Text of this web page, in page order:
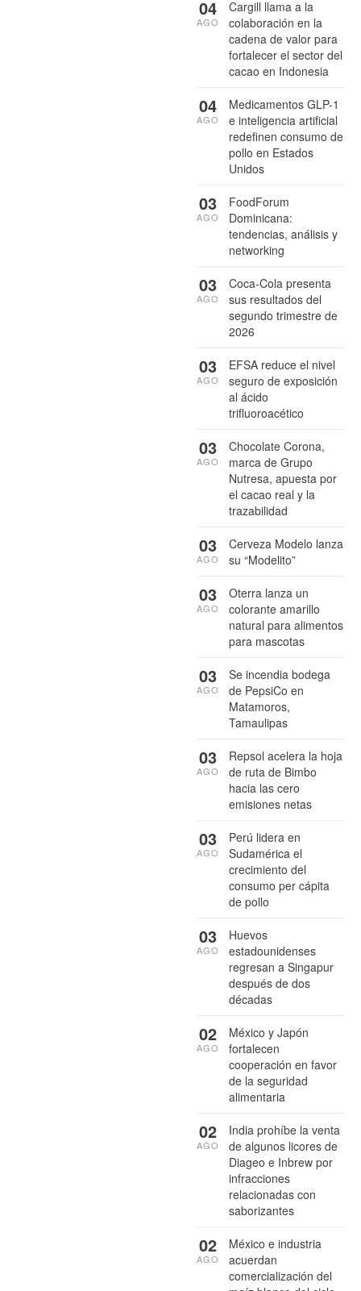
Cargill llama a la
colaboración en la
cadena de valor para
fortalecer el sector del
cacao en Indonesia
04
AGO
Medicamentos GLP-1
e inteligencia artificial
redefinen consumo de
pollo en Estados
Unidos
04
AGO
FoodForum
Dominicana:
tendencias, análisis y
networking
03
AGO
Coca-Cola presenta
sus resultados del
segundo trimestre de
2026
03
AGO
EFSA reduce el nivel
seguro de exposición
al ácido
trifluoroacético
03
AGO
Chocolate Corona,
marca de Grupo
Nutresa, apuesta por
el cacao real y la
trazabilidad
03
AGO
Cerveza Modelo lanza
su “Modelito”
03
AGO
Oterra lanza un
colorante amarillo
natural para alimentos
para mascotas
03
AGO
Se incendia bodega
de PepsiCo en
Matamoros,
Tamaulipas
03
AGO
Repsol acelera la hoja
de ruta de Bimbo
hacia las cero
emisiones netas
03
AGO
Perú lidera en
Sudamérica el
crecimiento del
consumo per cápita
de pollo
03
AGO
Huevos
estadounidenses
regresan a Singapur
después de dos
décadas
03
AGO
México y Japón
fortalecen
cooperación en favor
de la seguridad
alimentaria
02
AGO
India prohíbe la venta
de algunos licores de
Diageo e Inbrew por
infracciones
relacionadas con
saborizantes
02
AGO
México e industria
acuerdan
comercialización del
02
AGO